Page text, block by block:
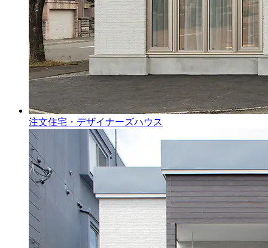
注文住宅・デザイナーズハウス